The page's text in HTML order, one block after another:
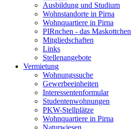
Ausbildung und Studium
Wohnstandorte in Pirna
Wohnquartiere in Pirna
PIRnchen - das Maskottchen
Mitgliedschaften
Links
Stellenangebote
Vermietung
Wohnungssuche
Gewerbeeinheiten
Interessentenformular
Studentenwohnungen
PKW-Stellplätze
Wohnquartiere in Pirna
Naturwiesen